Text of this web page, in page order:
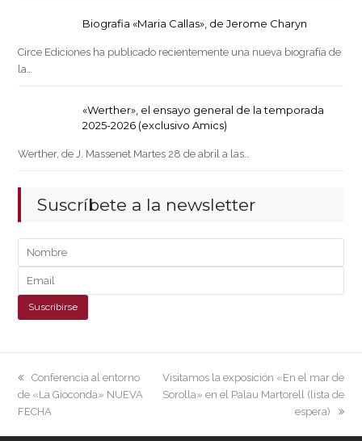
Biografia «Maria Callas», de Jerome Charyn
Circe Ediciones ha publicado recientemente una nueva biografía de
la…
«Werther», el ensayo general de la temporada
2025-2026 (exclusivo Amics)
Werther, de J. Massenet Martes 28 de abril a las…
Suscríbete a la newsletter
previous
post:
Conferencia al entorno
de «La Gioconda» NUEVA
FECHA
next
post:
Visitamos la exposición «En el mar de
Sorolla» en el Palau Martorell (lista de
espera)